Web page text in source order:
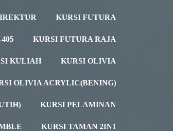
KURSI FUTURA
KURSI FUTURA RAJA
KULIAH KURSI OLIVIA
OLIVIA ACRYLIC(BENING)
KURSI PELAMINAN
KURSI TAMAN 2IN1